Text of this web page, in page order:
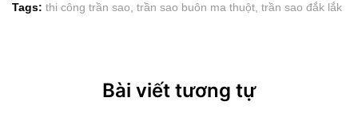
Tags: thi công trần sao trần sao buôn ma thuột trần sao đắk lắk
Bài viết tương tự